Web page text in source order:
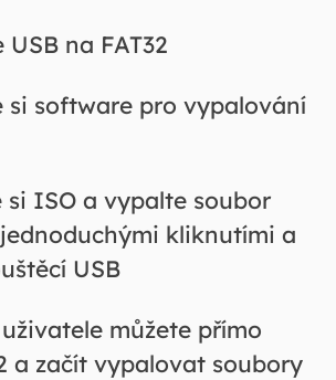
na FAT32
si software pro vypalování
si ISO a vypalte soubor
kliknutími a
USB
můžete přímo
a začít vypalovat soubory